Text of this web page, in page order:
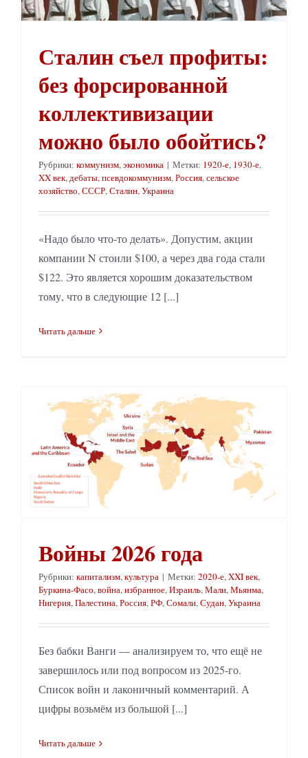
Сталин съел профиты:
без форсированной
коллективизации
можно было обойтись?
Рубрики: коммунизм,экономика | Метки: 1920-е, 1930-е,
XX век,дебаты,псевдокоммунизм,Россия,сельское
хозяйство,СССР,Сталин,Украина
«Надо было что-то делать». Допустим, акции
компании N стоили $100, а через два года стали
$122. Это является хорошим доказательством
тому, что в следующие 12 [...]
Читать дальше
Войны 2026 года
Рубрики: капитализм,культура | Метки: 2020-е,XXI век,
Буркина-Фасо,война,избранное,Израиль,Мали,Мьянма,
Нигерия,Палестина,Россия,РФ,Сомали,Судан,Украина
Без бабки Ванги — анализируем то, что ещё не
завершилось или под вопросом из 2025-го.
Список войн и лаконичный комментарий. А
цифры возьмём из большой [...]
Читать дальше